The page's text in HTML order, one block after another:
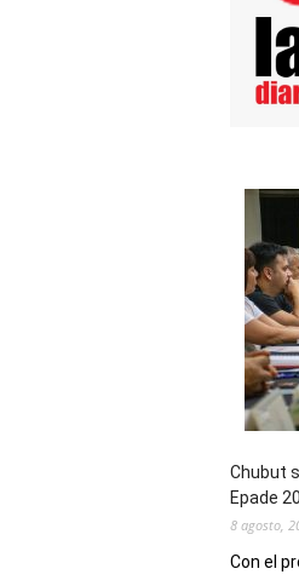
Chubut
Epade
8 agosto,
Con el